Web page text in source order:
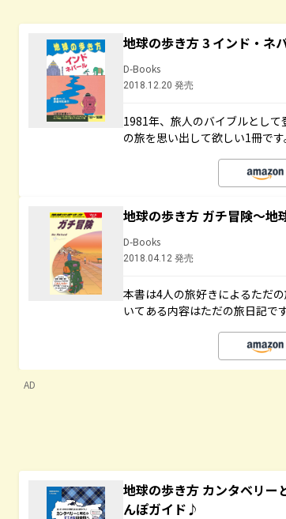
地球の歩き方 3 インド・ネ
D-Books
2018.12.20 発売
1981年、旅人のバイブルとし
の旅を思い出して欲しい1冊です
地球の歩き方 ガチ冒険～地
D-Books
2018.04.12 発売
本書は4人の旅好きによるただ
いてある内容はただの旅日記です
AD
地球の歩き方 カンタベリー
んぽガイド♪